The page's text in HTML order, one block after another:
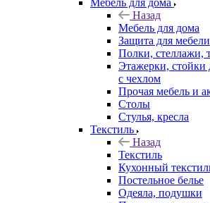
Мебель для дома
Назад
Мебель для дома
Защита для мебели
Полки, стеллажи,
Этажерки,
с чехлом
Прочая мебель и
Столы
Стулья, кресла
Текстиль
Назад
Текстиль
Кухонный
Постельное белье
Одеяла, подушки